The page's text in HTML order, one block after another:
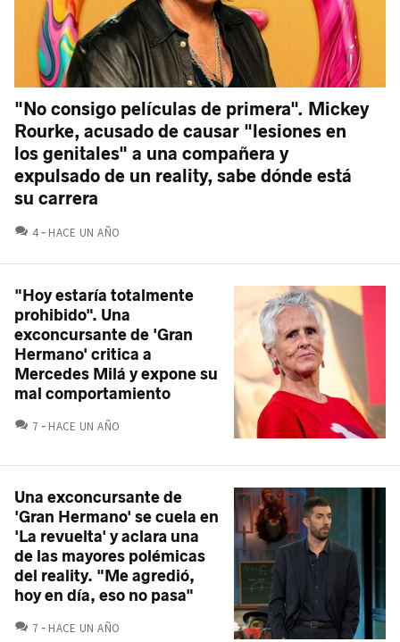
"No consigo películas de primera". Mickey
Rourke, acusado de causar "lesiones en
los genitales" a una compañera y
expulsado de un reality, sabe dónde está
su carrera
4 COMENTARIOS
HACE UN AÑO
"Hoy estaría totalmente
prohibido". Una
exconcursante de 'Gran
Hermano' critica a
Mercedes Milá y expone su
mal comportamiento
7 COMENTARIOS
HACE UN AÑO
Una exconcursante de
'Gran Hermano' se cuela en
'La revuelta' y aclara una
de las mayores polémicas
del reality. "Me agredió,
hoy en día, eso no pasa"
7 COMENTARIOS
HACE UN AÑO